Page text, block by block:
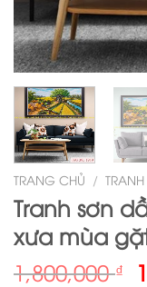
TRANG CHỦ /
Tranh sơn
xưa mùa
1,800,000₫